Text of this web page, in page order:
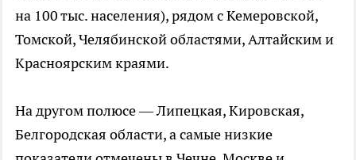
на 100 тыс. населения), рядом с Кемеровской,
Томской, Челябинской областями, Алтайским и
Красноярским краями.
На другом полюсе — Липецкая, Кировская,
Белгородская области, а самые низкие